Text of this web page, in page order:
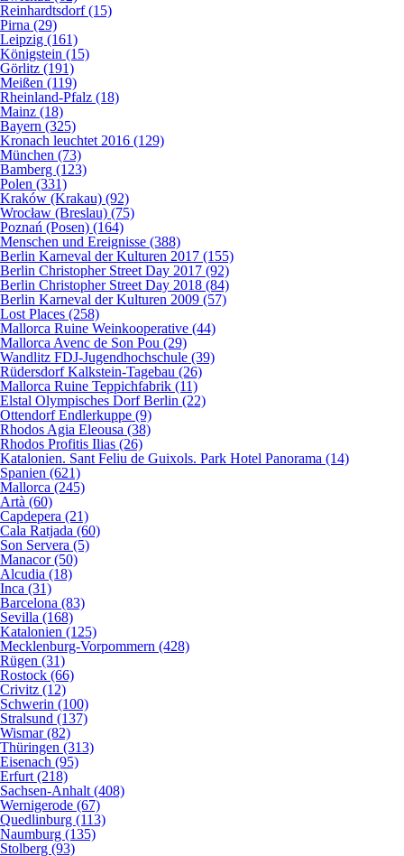
Reinhardtsdorf (15)
Pirna (29)
Leipzig (161)
Königstein (15)
Görlitz (191)
Meißen (119)
Rheinland-Pfalz (18)
Mainz (18)
Bayern (325)
Kronach leuchtet 2016 (129)
München (73)
Bamberg (123)
Polen (331)
Kraków (Krakau) (92)
Wrocław (Breslau) (75)
Poznań (Posen) (164)
Menschen und Ereignisse (388)
Berlin Karneval der Kulturen 2017 (155)
Berlin Christopher Street Day 2017 (92)
Berlin Christopher Street Day 2018 (84)
Berlin Karneval der Kulturen 2009 (57)
Lost Places (258)
Mallorca Ruine Weinkooperative (44)
Mallorca Avenc de Son Pou (29)
Wandlitz FDJ-Jugendhochschule (39)
Rüdersdorf Kalkstein-Tagebau (26)
Mallorca Ruine Teppichfabrik (11)
Elstal Olympisches Dorf Berlin (22)
Ottendorf Endlerkuppe (9)
Rhodos Agia Eleousa (38)
Rhodos Profitis Ilias (26)
Katalonien. Sant Feliu de Guixols. Park Hotel Panorama (14)
Spanien (621)
Mallorca (245)
Artà (60)
Capdepera (21)
Cala Ratjada (60)
Son Servera (5)
Manacor (50)
Alcudia (18)
Inca (31)
Barcelona (83)
Sevilla (168)
Katalonien (125)
Mecklenburg-Vorpommern (428)
Rügen (31)
Rostock (66)
Crivitz (12)
Schwerin (100)
Stralsund (137)
Wismar (82)
Thüringen (313)
Eisenach (95)
Erfurt (218)
Sachsen-Anhalt (408)
Wernigerode (67)
Quedlinburg (113)
Naumburg (135)
Stolberg (93)